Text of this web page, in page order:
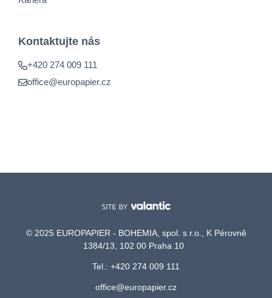
Kontaktujte nás
+420 274 009 111
office@europapier.cz
© 2025 EUROPAPIER - BOHEMIA, spol. s r.o., K Pérovně
1384/13, 102 00 Praha 10
Tel.: +420 274 009 111
office@europapier.cz